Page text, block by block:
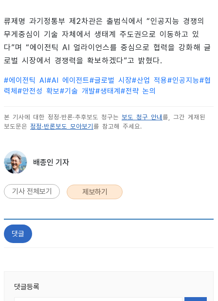
류제명 과기정통부 제2차관은 출범식에서 “인공지능 경쟁의
무게중심이 기술 자체에서 생태계 주도권으로 이동하고 있
다”며 “에이전틱 AI 얼라이언스를 중심으로 협력을 강화해 글
로벌 시장에서 경쟁력을 확보하겠다”고 밝혔다.
#에이전틱 AI#AI 에이전트#글로벌 시장#산업 적용#인공지능#협
력체 #안전성 확보#기술 개발#생태계 #전략 논의
본 기사에 대한 정정·반론·추후보도 청구는 보도 청구 안내를, 그간 게재된
보도문은 정정·반론보도 모아보기를 참고해 주세요.
배종인 기자
기사 전체보기 제보하기
댓글
댓글등록